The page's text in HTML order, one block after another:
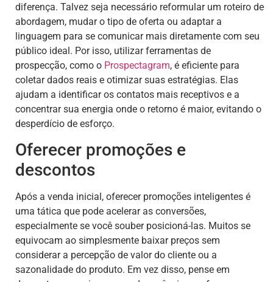
diferença. Talvez seja necessário reformular um roteiro de
abordagem, mudar o tipo de oferta ou adaptar a
linguagem para se comunicar mais diretamente com seu
público ideal. Por isso, utilizar ferramentas de
prospecção, como o Prospectagram, é eficiente para
coletar dados reais e otimizar suas estratégias. Elas
ajudam a identificar os contatos mais receptivos e a
concentrar sua energia onde o retorno é maior, evitando o
desperdício de esforço.
Oferecer promoções e
descontos
Após a venda inicial, oferecer promoções inteligentes é
uma tática que pode acelerar as conversões,
especialmente se você souber posicioná-las. Muitos se
equivocam ao simplesmente baixar preços sem
considerar a percepção de valor do cliente ou a
sazonalidade do produto. Em vez disso, pense em